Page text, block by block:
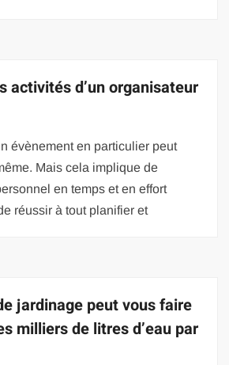
activités d’un organisateur
évènement en particulier peut
Mais cela implique de
en temps et en effort
réussir à tout planifier et
jardinage peut vous faire
milliers de litres d’eau par